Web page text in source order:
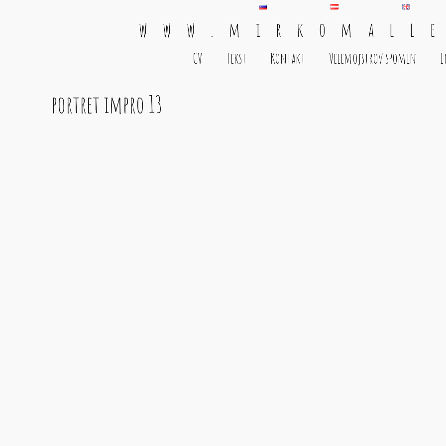
w w w . m i r k o m a l l e
CV Tekst Kontakt Velemojstrov spomin
portret impro 13